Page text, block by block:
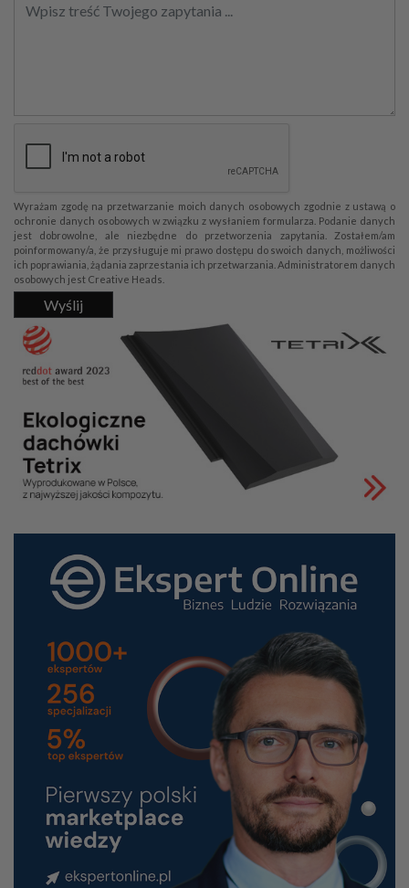
Wyrażam zgodę na przetwarzanie moich danych osobowych zgodnie z ustawą o
ochronie danych osobowych w związku z wysłaniem formularza. Podanie danych
jest dobrowolne, ale niezbędne do przetworzenia zapytania. Zostałem/am
poinformowany/a, że przysługuje mi prawo dostępu do swoich danych, możliwości
ich poprawiania, żądania zaprzestania ich przetwarzania. Administratorem danych
osobowych jest Creative Heads.
Wyślij